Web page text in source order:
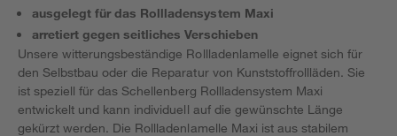
ausgelegt für das Rollladensystem Maxi
arretiert gegen seitliches Verschieben
Unsere witterungsbeständige Rollladenlamelle eignet sich für
den Selbstbau oder die Reparatur von Kunststoffrollläden. Sie
ist speziell für das Schellenberg Rollladensystem Maxi
entwickelt und kann individuell auf die gewünschte Länge
gekürzt werden. Die Rollladenlamelle Maxi ist aus stabilem